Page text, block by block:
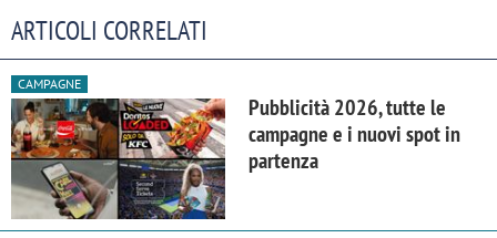
ARTICOLI CORRELATI
CAMPAGNE
Pubblicità 2026, tutte le
campagne e i nuovi spot in
partenza